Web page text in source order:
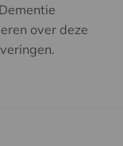
over deze